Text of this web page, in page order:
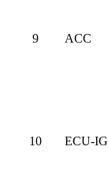
9 ACC
10 ECU-IG